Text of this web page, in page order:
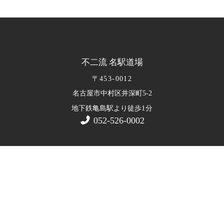
不二流 名駅道場
〒453-0012
名古屋市中村区井深町5-2
地下鉄亀島駅より徒歩1分
052-526-0002